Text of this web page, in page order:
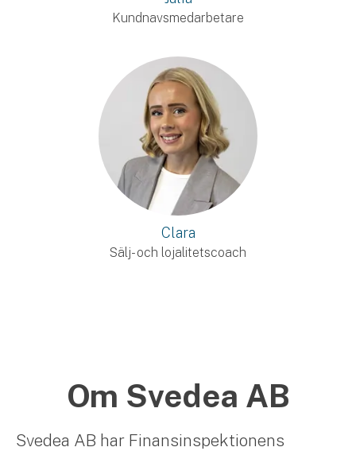
Kundnavsmedarbetare
Clara
Sälj- och lojalitetscoach
Om Svedea AB
Svedea AB har Finansinspektionens